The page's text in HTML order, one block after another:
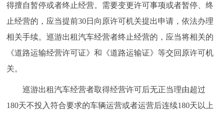
得擅自暂停或者终止经营。需要变更许可事项或者暂停、终
止经营的，应当提前30日向原许可机关提出申请，依法办理
相关手续。巡游出租汽车经营者终止经营的，应当将相关的
《道路运输经营许可证》和《道路运输证》等交回原许可机
关。
巡游出租汽车经营者取得经营许可后无正当理由超过
180天不投入符合要求的车辆运营或者运营后连续180天以上